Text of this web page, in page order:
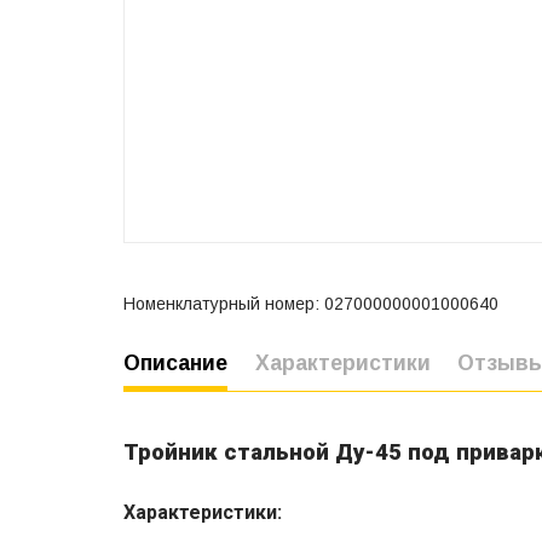
Номенклатурный номер: 027000000001000640
Описание Характеристики
Тройник стальной Ду-45 под
Характеристики: